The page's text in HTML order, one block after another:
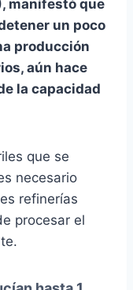
manifestó que
un poco
producción
aún hace
la capacidad
que se
necesario
refinerías
procesar el